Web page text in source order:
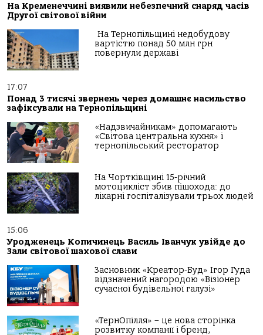
На Кременеччині виявили небезпечний снаряд часів
Другої світової війни
На Тернопільщині недобудову
вартістю понад 50 млн грн
повернули державі
17:07
Понад 3 тисячі звернень через домашнє насильство
зафіксували на Тернопільщині
«Надзвичайникам» допомагають
«Світова центральна кухня» і
тернопільський ресторатор
На Чортківщині 15-річний
мотоцикліст збив пішохода: до
лікарні госпіталізували трьох людей
15:06
Уродженець Копичинець Василь Іванчук увійде до
Зали світової шахової слави
Засновник «Креатор-Буд» Ігор Гуда
відзначений нагородою «Візіонер
сучасної будівельної галузі»
«ТернОпілля» – це нова сторінка
розвитку компанії і бренд,